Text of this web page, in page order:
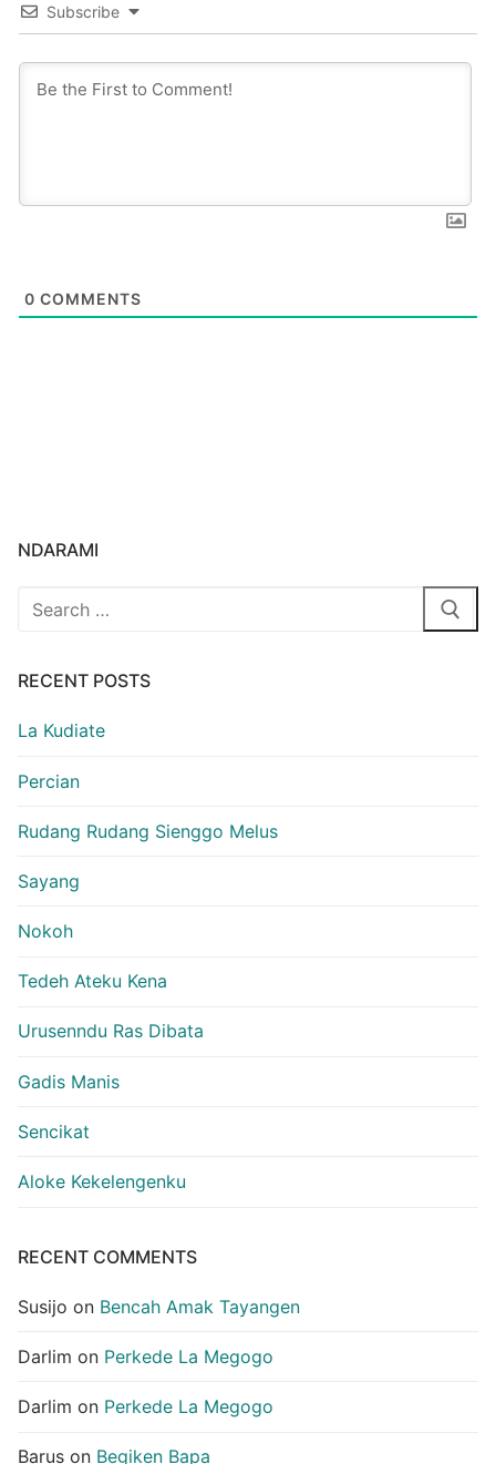
Subscribe
0 COMMENTS
NDARAMI
Search
RECENT POSTS
La Kudiate
Percian
Rudang Rudang Sienggo Melus
Sayang
Nokoh
Tedeh Ateku Kena
Urusenndu Ras Dibata
Gadis Manis
Sencikat
Aloke Kekelengenku
RECENT COMMENTS
Susijo on Bencah Amak Tayangen
Darlim on Perkede La Megogo
Darlim on Perkede La Megogo
Barus on Begiken Bapa